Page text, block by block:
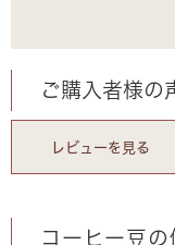
ご購入者様の
レビューを見る
コーヒー豆